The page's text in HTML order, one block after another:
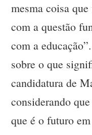
mesma coisa
com a questão
com a
sobre o que
candidatura de
considerando
que é o futuro